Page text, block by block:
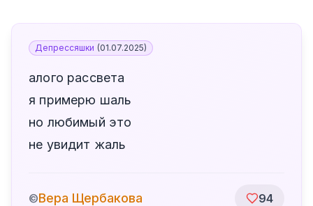
Депрессяшки (01.07.2025)
алого рассвета
я примерю шаль
но любимый это
не увидит жаль
©Вера Щербакова 94